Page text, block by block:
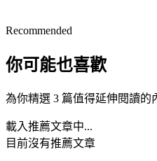
Recommended
你可能也喜歡
為你精選 3 篇值得延伸閱讀的
載入推薦文章中...
目前沒有推薦文章